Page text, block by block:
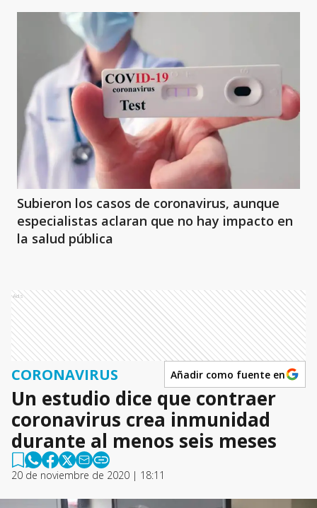
Subieron los casos de coronavirus, aunque
especialistas aclaran que no hay impacto en
la salud pública
Ads
CORONAVIRUS Añadir como fuente en
Un estudio dice que contraer
coronavirus crea inmunidad
durante al menos seis meses
20 de noviembre de 2020 | 18:11